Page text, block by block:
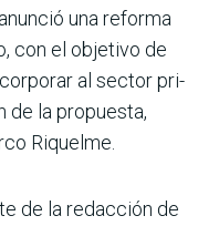
una reforma
con el objetivo de
al sector pri­
de la propuesta,
Riquelme.
de la redacción de